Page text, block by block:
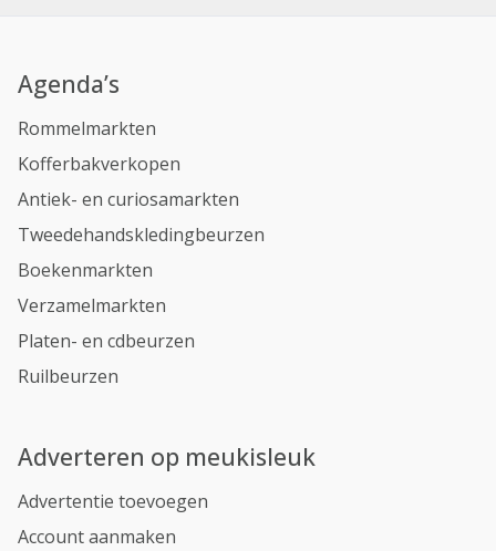
Agenda’s
Rommelmarkten
Kofferbakverkopen
Antiek- en curiosamarkten
Tweedehandskledingbeurzen
Boekenmarkten
Verzamelmarkten
Platen- en cdbeurzen
Ruilbeurzen
Adverteren op meukisleuk
Advertentie toevoegen
Account aanmaken